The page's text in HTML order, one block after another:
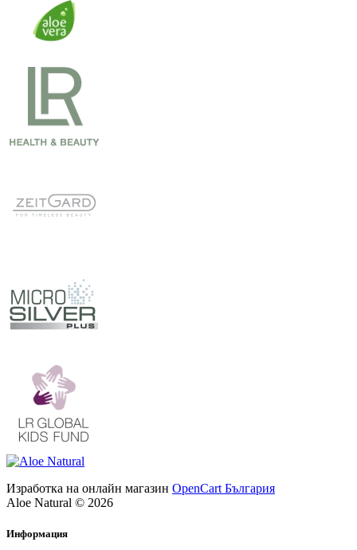
Изработка на онлайн магазин OpenCart България
Aloe Natural © 2026
Информация